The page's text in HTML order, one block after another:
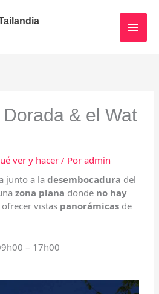
& el Wat
ver y hacer / Poradmin
junto a ladesembocadura del
zona plana donde no hay
vistas panorámicas de
– 17h00